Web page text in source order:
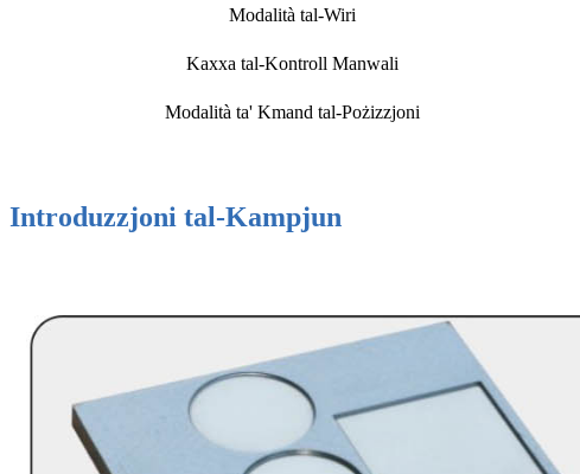
Modalità tal-Wiri
Kaxxa tal-Kontroll Manwali
Modalità ta' Kmand tal-Pożizzjoni
Introduzzjoni tal-Kampjun